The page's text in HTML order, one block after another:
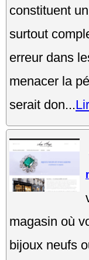
constituent
surtout
erreur dans
menacer la
serait don...
magasin où
bijoux neufs